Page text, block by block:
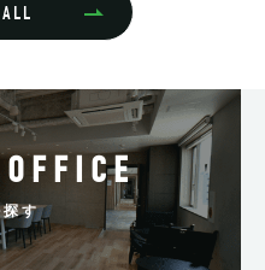
OFFICE
探す